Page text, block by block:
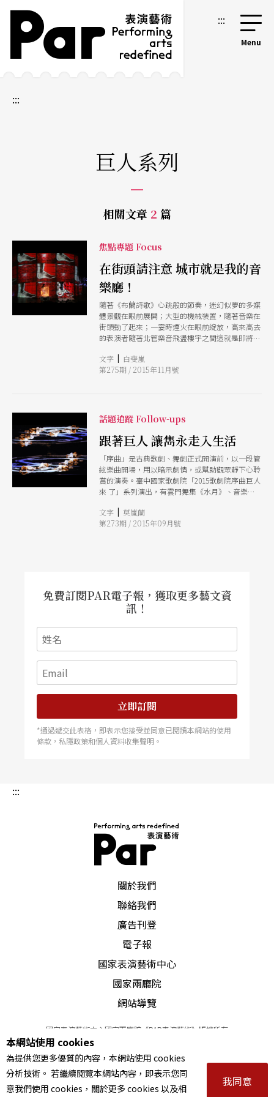
跳到主要內容區塊
網站導覽 :::
:::
巨人系列
相關文章 2 篇
焦點專題 Focus
在街頭請注意 城市就是我的音
樂廳！
隨著《布蘭詩歌》心跳般的節奏，迷幻似夢的多媒
體景觀在眼前展開；大型的機械裝置，隨著音樂在
街頭動了起來；一霎時煙火在眼前綻放，高來高去
的表演者隨著北管樂音飛盪樓宇之間這就是即將在
列，奇觀視覺與音樂同步的震撼體驗，即將讓台中
街頭沸騰起來
文字 | 白斐嵐
第275期 / 2015年11月號
話題追蹤 Follow-ups
跟著巨人 讓雋永走入生活
「序曲」是古典歌劇、舞劇正式開演前，以一段管
絃樂曲開場，用以暗示劇情，或幫助觀眾靜下心聆
賞的演奏。臺中國家歌劇院「2015歌劇院序曲巨人
來 了」系列演出，有雲門舞集《水月》、音樂時
南管樂坊《南管詩意鄉愁》、世紀當代舞團《婚
禮/春之祭》 和比利時布魯塞爾國家劇院《仙杜
文字 | 莫嵐蘭
第273期 / 2015年09月號
免費訂閱PAR電子報，獲取更多藝文資
訊！
立即訂閱
*通過遞交此表格，即表示您接受並同意已閱讀本網站的使用
條款，私隱政策和個人資料收集聲明。
:::
關於我們
聯絡我們
廣告刊登
電子報
國家表演藝術中心
國家兩廳院
網站導覽
國家表演藝術中心國家兩廳院《PAR表演藝術》版權所有
© 2022Performing arts redefined. All Rights Reserved
統一編號 Tax Id number 00973926
本站所提供相關演出資訊，如有異動應以主辦單位公告為準。
服務條款｜隱私權聲明｜著作權聲明
本網站使用 cookies
為提供您更多優質的內容，本網站使用 cookies
分析技術。 若繼續閱覽本網站內容，即表示您同
意我們使用 cookies，關於更多 cookies 以及相
我同意